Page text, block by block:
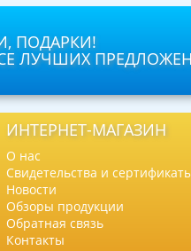
ПОДАРКИ!
ЛУЧШИХ
ИНТЕРНЕТ-МАГАЗИН
О нас
Свидетельства и
Новости
Обзоры продукции
Обратная связь
Контакты